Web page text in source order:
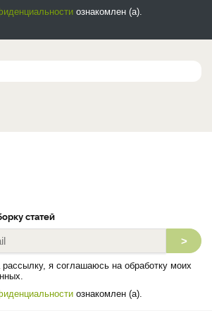
ознакомлен (а).
статей
>
я соглашаюсь на обработку моих
ознакомлен (а).